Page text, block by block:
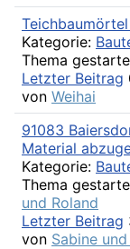
Kategorie:
Thema
Letzter Beitrag
von Weihai
91083
Material
Kategorie:
Thema
und Roland
Letzter Beitrag
von Sabine